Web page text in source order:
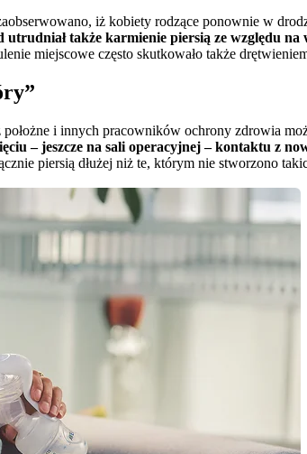
iż kobiety rodzące ponownie w
utrudniał także karmienie piersią ze względu
miejscowe często skutkowało także
i innych pracowników ochrony zdrowia
– jeszcze na sali operacyjnej – kontaktu z
piersią dłużej niż te, którym nie stworzono